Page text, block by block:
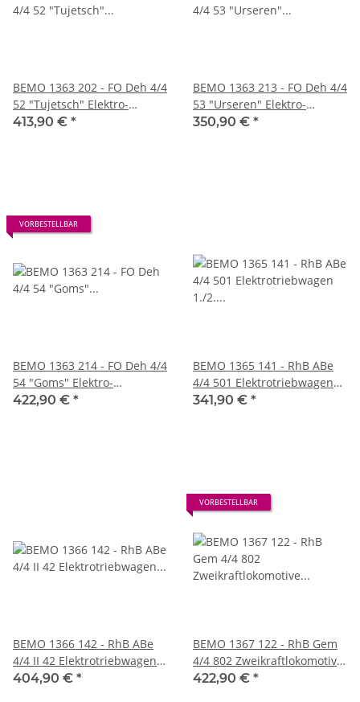
BEMO 1363 202 - FO Deh 4/4
52 "Tujetsch" Elektro-
Gepäcktriebwagen mit
413,90 € *
BEMO 1363 213 - FO Deh 4/4
53 "Urseren" Elektro-
Gepäcktriebwagen mit
350,90 € *
VORBESTELLBAR
BEMO 1363 214 - FO Deh 4/4
54 "Goms" Elektro-
Gepäcktriebwagen mit
422,90 € *
BEMO 1365 141 - RhB ABe
4/4 501 Elektrotriebwagen
1./2. Klasse, rot DIGITAL
341,90 € *
BEMO 1366 142 - RhB ABe
4/4 II 42 Elektrotriebwagen
Berninabahn 1./2. Klasse,
404,90 € *
VORBESTELLBAR
BEMO 1367 122 - RhB Gem
4/4 802 Zweikraftlokomotive
"Murmeltier", rot -
422,90 € *